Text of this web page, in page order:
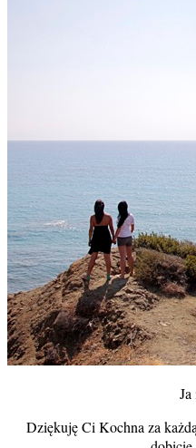
Dziękuję Ci Kochna za